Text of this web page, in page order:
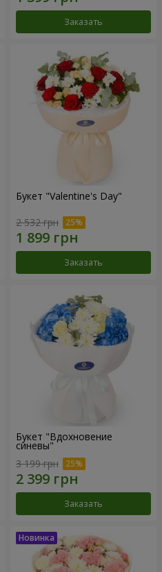
Заказать
Букет "Valentine's Day"
2 532 грн
Заказать
Букет "Вдохновение
синевы"
3 199 грн
Заказать